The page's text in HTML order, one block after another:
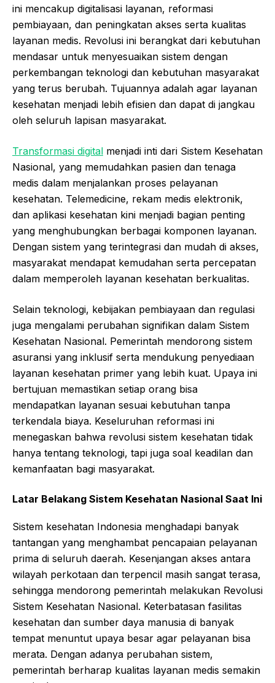
ini mencakup digitalisasi layanan, reformasi
pembiayaan, dan peningkatan akses serta kualitas
layanan medis. Revolusi ini berangkat dari kebutuhan
mendasar untuk menyesuaikan sistem dengan
perkembangan teknologi dan kebutuhan masyarakat
yang terus berubah. Tujuannya adalah agar layanan
kesehatan menjadi lebih efisien dan dapat di jangkau
oleh seluruh lapisan masyarakat.
Transformasi digital menjadi inti dari Sistem Kesehatan
Nasional, yang memudahkan pasien dan tenaga
medis dalam menjalankan proses pelayanan
kesehatan. Telemedicine, rekam medis elektronik,
dan aplikasi kesehatan kini menjadi bagian penting
yang menghubungkan berbagai komponen layanan.
Dengan sistem yang terintegrasi dan mudah di akses,
masyarakat mendapat kemudahan serta percepatan
dalam memperoleh layanan kesehatan berkualitas.
Selain teknologi, kebijakan pembiayaan dan regulasi
juga mengalami perubahan signifikan dalam Sistem
Kesehatan Nasional. Pemerintah mendorong sistem
asuransi yang inklusif serta mendukung penyediaan
layanan kesehatan primer yang lebih kuat. Upaya ini
bertujuan memastikan setiap orang bisa
mendapatkan layanan sesuai kebutuhan tanpa
terkendala biaya. Keseluruhan reformasi ini
menegaskan bahwa revolusi sistem kesehatan tidak
hanya tentang teknologi, tapi juga soal keadilan dan
kemanfaatan bagi masyarakat.
Latar Belakang Sistem Kesehatan Nasional Saat Ini
Sistem kesehatan Indonesia menghadapi banyak
tantangan yang menghambat pencapaian pelayanan
prima di seluruh daerah. Kesenjangan akses antara
wilayah perkotaan dan terpencil masih sangat terasa,
sehingga mendorong pemerintah melakukan Revolusi
Sistem Kesehatan Nasional. Keterbatasan fasilitas
kesehatan dan sumber daya manusia di banyak
tempat menuntut upaya besar agar pelayanan bisa
merata. Dengan adanya perubahan sistem,
pemerintah berharap kualitas layanan medis semakin